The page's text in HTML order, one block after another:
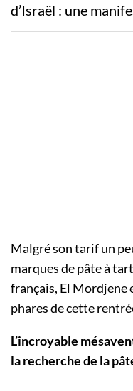
d’Israël : une
Malgré son tarif un
marques de pâte à
français, El Mordjene
phares de cette
L’incroyable
la recherche de la